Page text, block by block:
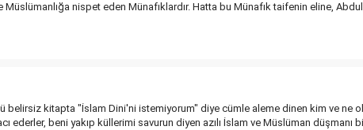
nispet eden Münafıklardır. Hatta bu Münafık taifenin eline,
belirsiz kitapta "İslam Dini'ni istemiyorum" diye cümle aleme dinen kim ve ne
ederler, beni yakıp küllerimi savurun diyen azılı İslam ve Müslüman düşmanı